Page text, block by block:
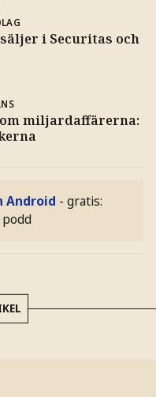
i Securitas och
miljardaffärerna:
Android - gratis: